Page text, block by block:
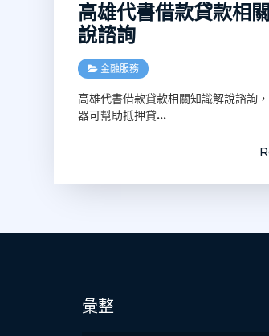
高雄代書借款貸款相
說諮詢
金融服務
高雄代書借款貸款相關知識解說諮詢
器可幫助抵押貸…
彙整